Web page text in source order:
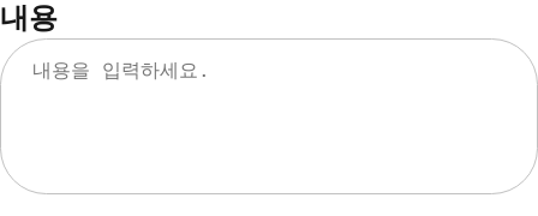
내용